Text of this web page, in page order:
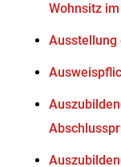
Wohnsitz
Ausstellung